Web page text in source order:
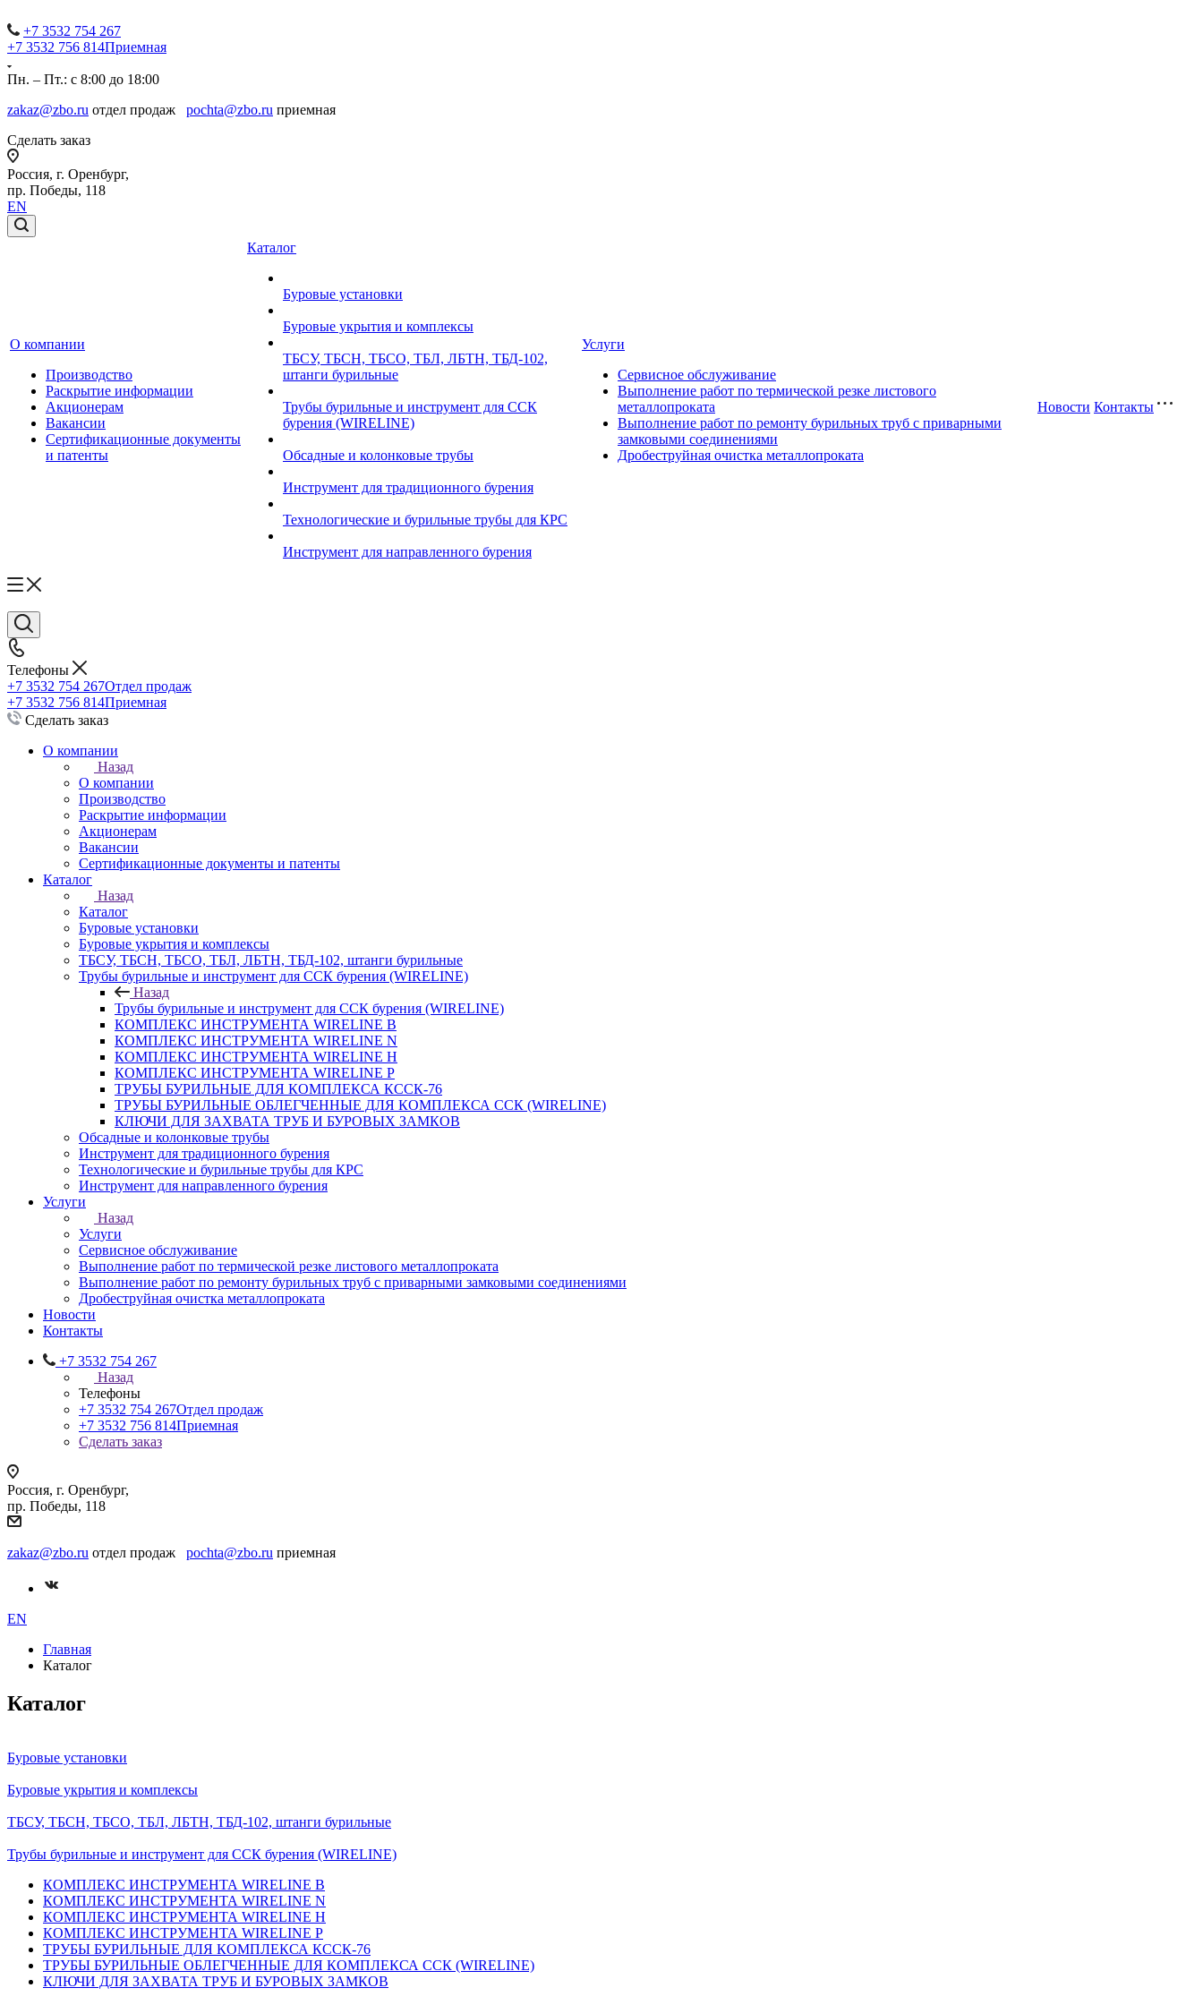
+7 3532 754 267
+7 3532 756 814Приемная
Пн. – Пт.: с 8:00 до 18:00
zakaz@zbo.ru отдел продаж pochta@zbo.ru приемная
Сделать заказ
Россия, г. Оренбург,
пр. Победы, 118
EN
О компании
Производство
Раскрытие информации
Акционерам
Вакансии
Сертификационные документы
и патенты
Каталог
Буровые установки
Буровые укрытия и комплексы
ТБСУ, ТБСН, ТБСО, ТБЛ, ЛБТН, ТБД-102,
штанги бурильные
Трубы бурильные и инструмент для ССК
бурения (WIRELINE)
Обсадные и колонковые трубы
Инструмент для традиционного бурения
Технологические и бурильные трубы для КРС
Инструмент для направленного бурения
Услуги
Сервисное обслуживание
Выполнение работ по термической резке листового
металлопроката
Выполнение работ по ремонту бурильных труб с приварными
замковыми соединениями
Дробеструйная очистка металлопроката
Новости Контакты
Телефоны
+7 3532 754 267Отдел продаж
+7 3532 756 814Приемная
Сделать заказ
О компании
Назад
О компании
Производство
Раскрытие информации
Акционерам
Вакансии
Сертификационные документы и патенты
Каталог
Назад
Каталог
Буровые установки
Буровые укрытия и комплексы
ТБСУ, ТБСН, ТБСО, ТБЛ, ЛБТН, ТБД-102, штанги бурильные
Трубы бурильные и инструмент для ССК бурения (WIRELINE)
Назад
Трубы бурильные и инструмент для ССК бурения (WIRELINE)
КОМПЛЕКС ИНСТРУМЕНТА WIRELINE B
КОМПЛЕКС ИНСТРУМЕНТА WIRELINE N
КОМПЛЕКС ИНСТРУМЕНТА WIRELINE H
КОМПЛЕКС ИНСТРУМЕНТА WIRELINE P
ТРУБЫ БУРИЛЬНЫЕ ДЛЯ КОМПЛЕКСА КССК-76
ТРУБЫ БУРИЛЬНЫЕ ОБЛЕГЧЕННЫЕ ДЛЯ КОМПЛЕКСА ССК (WIRELINE)
КЛЮЧИ ДЛЯ ЗАХВАТА ТРУБ И БУРОВЫХ ЗАМКОВ
Обсадные и колонковые трубы
Инструмент для традиционного бурения
Технологические и бурильные трубы для КРС
Инструмент для направленного бурения
Услуги
Назад
Услуги
Сервисное обслуживание
Выполнение работ по термической резке листового металлопроката
Выполнение работ по ремонту бурильных труб с приварными замковыми соединениями
Дробеструйная очистка металлопроката
Новости
Контакты
+7 3532 754 267
Назад
Телефоны
+7 3532 754 267Отдел продаж
+7 3532 756 814Приемная
Сделать заказ
Россия, г. Оренбург,
пр. Победы, 118
zakaz@zbo.ru отдел продаж pochta@zbo.ru приемная
EN
Главная
Каталог
Каталог
Буровые установки
Буровые укрытия и комплексы
ТБСУ, ТБСН, ТБСО, ТБЛ, ЛБТН, ТБД-102, штанги бурильные
Трубы бурильные и инструмент для ССК бурения (WIRELINE)
КОМПЛЕКС ИНСТРУМЕНТА WIRELINE B
КОМПЛЕКС ИНСТРУМЕНТА WIRELINE N
КОМПЛЕКС ИНСТРУМЕНТА WIRELINE H
КОМПЛЕКС ИНСТРУМЕНТА WIRELINE P
ТРУБЫ БУРИЛЬНЫЕ ДЛЯ КОМПЛЕКСА КССК-76
ТРУБЫ БУРИЛЬНЫЕ ОБЛЕГЧЕННЫЕ ДЛЯ КОМПЛЕКСА ССК (WIRELINE)
КЛЮЧИ ДЛЯ ЗАХВАТА ТРУБ И БУРОВЫХ ЗАМКОВ